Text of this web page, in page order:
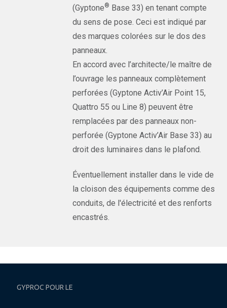
(Gyptone® Base 33) en tenant compte
du sens de pose. Ceci est indiqué par
des marques colorées sur le dos des
panneaux.
En accord avec l’architecte/le maître de
l’ouvrage les panneaux complètement
perforées (Gyptone Activ’Air Point 15,
Quattro 55 ou Line 8) peuvent être
remplacées par des panneaux non-
perforée (Gyptone Activ’Air Base 33) au
droit des luminaires dans le plafond.
Éventuellement installer dans le vide de
la cloison des équipements comme des
conduits, de l'électricité et des renforts
encastrés.
GYPROC POUR LE